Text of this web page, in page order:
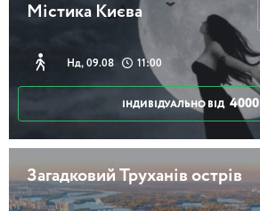
Містика Києва
Нд, 09.08 11:00
ІНДИВІДУАЛЬНО ВІД 4000
Загадковий Труханів острів